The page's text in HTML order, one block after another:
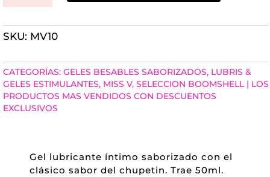
LUBRICANTE
INTIMO
50ML
CANTIDAD
SKU: MV10
CATEGORÍAS: GELES BESABLES SABORIZADOS, LUBRIS &
GELES ESTIMULANTES, MISS V, SELECCION BOOMSHELL | LOS
PRODUCTOS MAS VENDIDOS CON DESCUENTOS
EXCLUSIVOS
Gel lubricante íntimo saborizado con el
clásico sabor del chupetin. Trae 50ml.